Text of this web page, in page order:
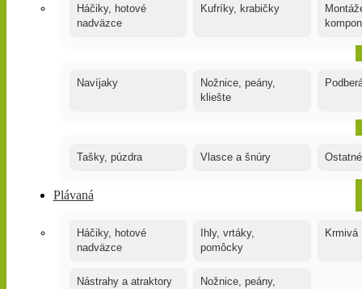
Háčiky, hotové
nadväzce
Kufríky, krabičky
Navíjaky
Nožnice, peány,
kliešte
Tašky, púzdra Vlasce a šnúry
Plávaná
Háčiky, hotové
nadväzce
Ihly, vrtáky,
pomôcky
Krmivá
Nástrahy a atraktory
Nožnice, peány,